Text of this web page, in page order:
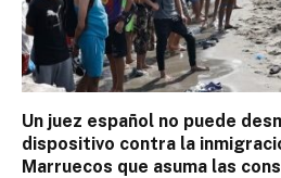
Un juez español no puede
dispositivo contra la
Marruecos que asuma las